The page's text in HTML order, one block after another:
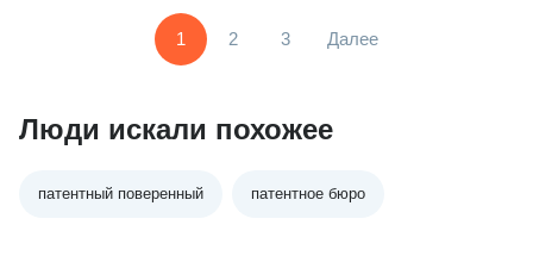
1 2 3 Далее
Люди искали похожее
патентный поверенный патентное бюро